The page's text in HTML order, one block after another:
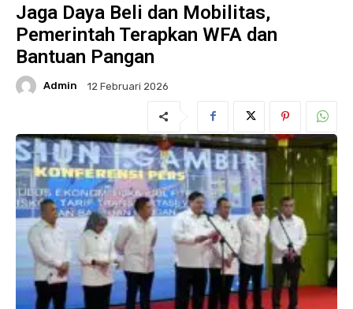
Jaga Daya Beli dan Mobilitas,
Pemerintah Terapkan WFA dan
Bantuan Pangan
Admin 12 Februari 2026